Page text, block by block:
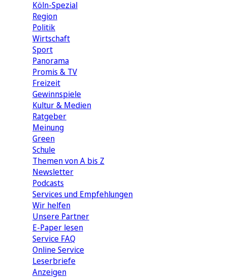
Köln-Spezial
Region
Politik
Wirtschaft
Sport
Panorama
Promis & TV
Freizeit
Gewinnspiele
Kultur & Medien
Ratgeber
Meinung
Green
Schule
Themen von A bis Z
Newsletter
Podcasts
Services und Empfehlungen
Wir helfen
Unsere Partner
E-Paper lesen
Service FAQ
Online Service
Leserbriefe
Anzeigen